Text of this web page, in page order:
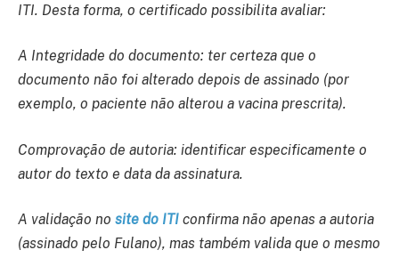
ITI. Desta forma, o certificado possibilita avaliar:
A Integridade do documento: ter certeza que o
documento não foi alterado depois de assinado (por
exemplo, o paciente não alterou a vacina prescrita).
Comprovação de autoria: identificar especificamente o
autor do texto e data da assinatura.
A validação no site do ITI confirma não apenas a autoria
(assinado pelo Fulano), mas também valida que o mesmo